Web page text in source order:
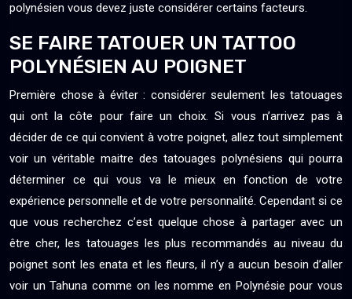
polynésien vous devez juste considérer certains facteurs.
SE FAIRE TATOUER UN TATTOO
POLYNÉSIEN AU POIGNET
Première chose à éviter : considérer seulement les tatouages
qui ont la côte pour faire un choix. Si vous n’arrivez pas à
décider de ce qui convient à votre poignet, allez tout simplement
voir un véritable maitre des tatouages polynésiens qui pourra
déterminer ce qui vous va le mieux en fonction de votre
expérience personnelle et de votre personnalité. Cependant si ce
que vous recherchez c’est quelque chose à partager avec un
être cher, les tatouages les plus recommandés au niveau du
poignet sont les enata et les fleurs, il n’y a aucun besoin d’aller
voir un Tahuna comme on les nomme en Polynésie pour vous